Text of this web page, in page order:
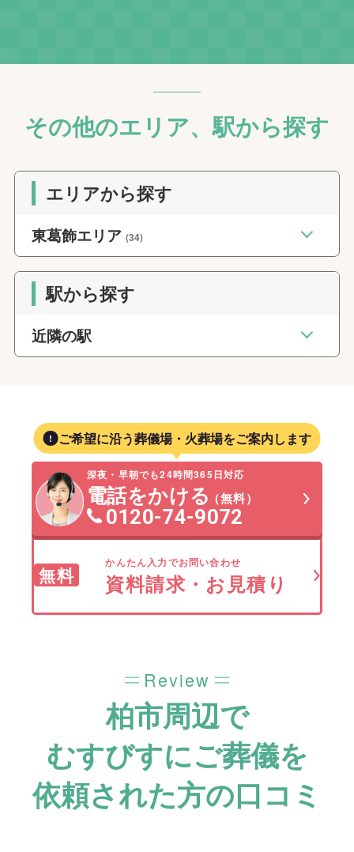
その他のエリア、駅から探す
エリアから探す
東葛飾エリア(34)
駅から探す
近隣の駅
ご希望に沿う葬儀場・火葬場をご案内します
深夜・早朝でも24時間365日対応
電話をかける（無料）
0120-74-9072
無料
かんたん入力でお問い合わせ
資料請求・お見積り
Review
柏市周辺で
むすびすにご葬儀を
依頼された方の口コミ